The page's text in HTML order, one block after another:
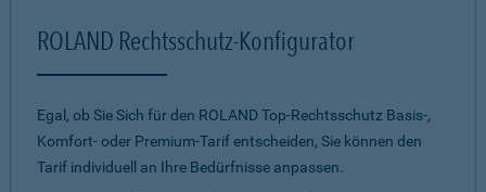
ROLAND Rechtsschutz-Konfigurator
Egal, ob Sie Sich für den ROLAND Top-Rechtsschutz Basis-,
Komfort- oder Premium-Tarif entscheiden, Sie können den
Tarif individuell an Ihre Bedürfnisse anpassen.